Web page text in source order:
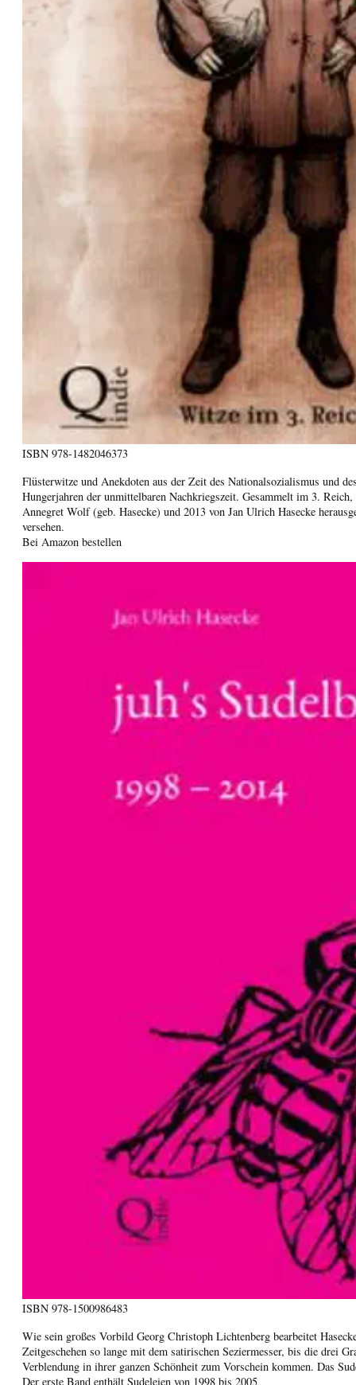
ISBN 978-1482046373
Flüsterwitze und Anekdoten aus der Zeit des Nationalsozialismus und
Hungerjahren der unmittelbaren Nachkriegszeit. Gesammelt im 3.
Annegret Wolf (geb. Hasecke) und 2013 von Jan Ulrich Hasecke
versehen.
Bei Amazon bestellen
ISBN 978-1500986483
Wie sein großes Vorbild Georg Christoph Lichtenberg bearbeitet
Zeitgeschehen so lange mit dem satirischen Seziermesser, bis die drei
Verblendung in ihrer ganzen Schönheit zum Vorschein kommen. Das
Der erste Band enthält Sudeleien von 1998 bis 2005